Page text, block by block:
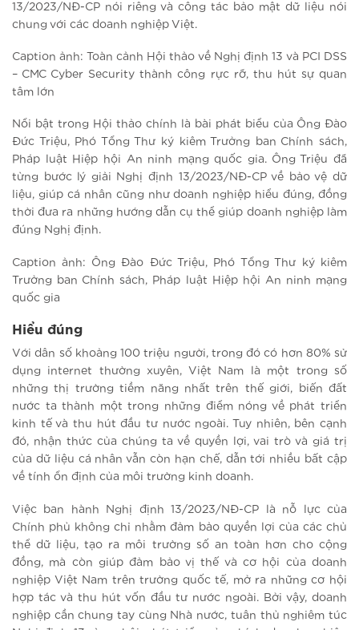
13/2023/NĐ-CP nói riêng và công tác bảo mật dữ liệu nói
chung với các doanh nghiệp Việt.
Caption ảnh: Toàn cảnh Hội thảo về Nghị định 13 và PCI DSS
– CMC Cyber Security thành công rực rỡ, thu hút sự quan
tâm lớn
Nổi bật trong Hội thảo chính là bài phát biểu của Ông Đào
Đức Triệu, Phó Tổng Thư ký kiêm Trưởng ban Chính sách,
Pháp luật Hiệp hội An ninh mạng quốc gia. Ông Triệu đã
từng bước lý giải Nghị định 13/2023/NĐ-CP về bảo vệ dữ
liệu, giúp cá nhân cũng như doanh nghiệp hiểu đúng, đồng
thời đưa ra những hướng dẫn cụ thể giúp doanh nghiệp làm
đúng Nghị định.
Caption ảnh: Ông Đào Đức Triệu, Phó Tổng Thư ký kiêm
Trưởng ban Chính sách, Pháp luật Hiệp hội An ninh mạng
quốc gia
Hiểu đúng
Với dân số khoảng 100 triệu người, trong đó có hơn 80% sử
dụng internet thường xuyên, Việt Nam là một trong số
những thị trường tiềm năng nhất trên thế giới, biến đất
nước ta thành một trong những điểm nóng về phát triển
kinh tế và thu hút đầu tư nước ngoài. Tuy nhiên, bên cạnh
đó, nhận thức của chúng ta về quyền lợi, vai trò và giá trị
của dữ liệu cá nhân vẫn còn hạn chế, dẫn tới nhiều bất cập
về tính ổn định của môi trường kinh doanh.
Việc ban hành Nghị định 13/2023/NĐ-CP là nỗ lực của
Chính phủ không chỉ nhằm đảm bảo quyền lợi của các chủ
thể dữ liệu, tạo ra môi trường số an toàn hơn cho cộng
đồng, mà còn giúp đảm bảo vị thế và cơ hội của doanh
nghiệp Việt Nam trên trường quốc tế, mở ra những cơ hội
hợp tác và thu hút vốn đầu tư nước ngoài. Bởi vậy, doanh
nghiệp cần chung tay cùng Nhà nước, tuân thủ nghiêm túc